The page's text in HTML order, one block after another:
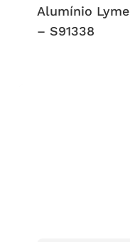
Alumínio Lyme
– S91338